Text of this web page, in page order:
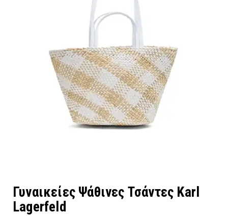
Γυναικείες Ψάθινες Τσάντες Karl
Lagerfeld